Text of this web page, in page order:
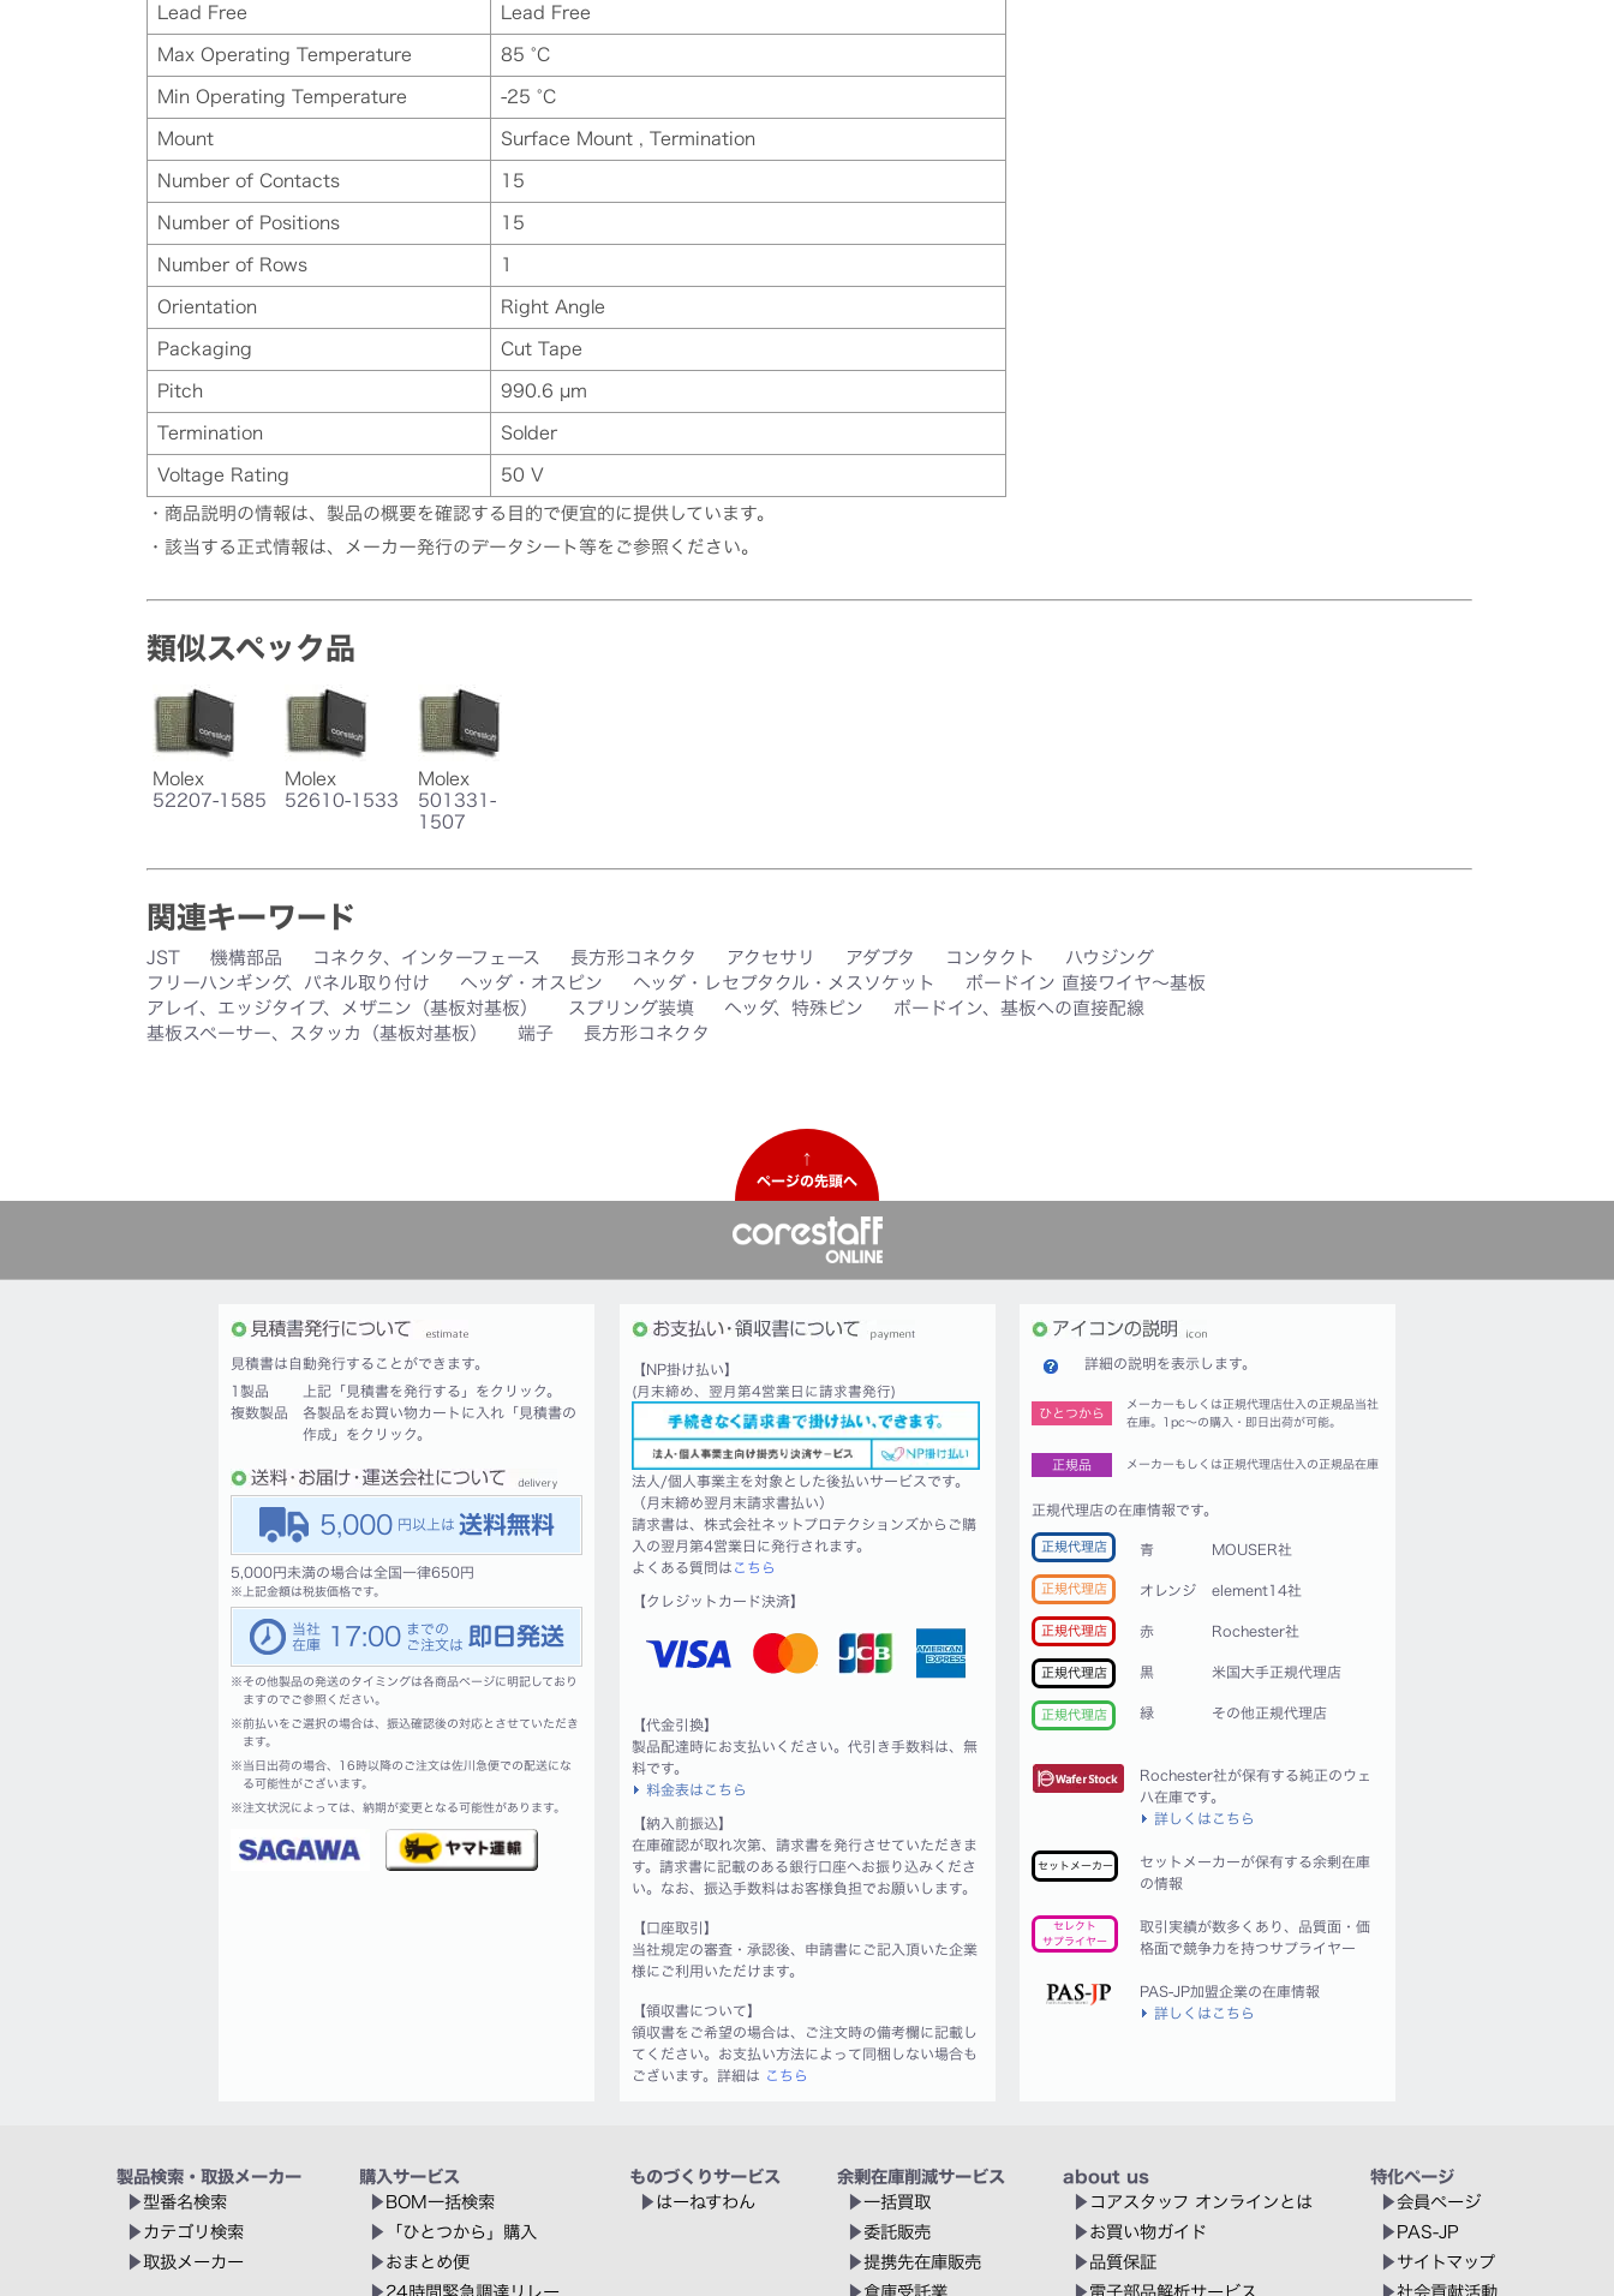
Lead Free Lead Free
Max Operating Temperature 85 °C
Min Operating Temperature -25 °C
Mount Surface Mount , Termination
Number of Contacts 15
Number of Positions 15
Number of Rows 1
Orientation Right Angle
Packaging Cut Tape
Pitch 990.6 µm
Termination Solder
Voltage Rating 50 V
・商品説明の情報は、製品の概要を確認する目的で便宜的に提供しています。
・該当する正式情報は、メーカー発行のデータシート等をご参照ください。
類似スペック品
Molex
52207-1585
Molex
52610-1533
Molex
501331-
1507
関連キーワード
JST 機構部品 コネクタ、インターフェース 長方形コネクタ アクセサリ アダプタ コンタクト
ハウジング
フリーハンギング、パネル取り付け
ヘッダ・オスピン ヘッダ・レセプタクル・メスソケット
ボードイン 直接ワイヤ～基板
アレイ、エッジタイプ、メザニン（基板対基板）
スプリング装填 ヘッダ、特殊ピン
ボードイン、基板への直接配線
基板スペーサー、スタッカ（基板対基板）
端子 長方形コネクタ
↑
ページの先頭へ
見積書は自動発行することができます。
1製品
上記「見積書を発行する」をクリック。
複数製品
各製品をお買い物カートに入れ「見積書の
作成」をクリック。
5,000
5,000円未満の場合は全国一律650円
※ 上記金額は税抜価格です。
17:00
※その他製品の発送のタイミングは各商品ページに明記しており
ますのでご参照ください。
※前払いをご選択の場合は、振込確認後の対応とさせていただき
ます。
※ 当日出荷の場合、16時以降のご注文は佐川急便での配送にな
る可能性がございます。
※注文状況によっては、納期が変更となる可能性があります。
【NP掛け払い】
(月末締め、翌月第4営業日に請求書発行)
法人/個人事業主を対象とした後払いサービスです。
（月末締め翌月末請求書払い）
請求書は、株式会社ネットプロテクションズからご購
入の翌月第4営業日に発行されます。
よくある質問は こちら
【クレジットカード決済】
【代金引換】
製品配達時にお支払いください。代引き手数料は、無
料です。
料金表はこちら
【納入前振込】
在庫確認が取れ次第、請求書を発行させていただきま
す。請求書に記載のある銀行口座へお振り込みくださ
い。なお、振込手数料はお客様負担でお願いします。
【口座取引】
当社規定の審査・承認後、申請書にご記入頂いた企業
様にご利用いただけます。
【領収書について】
領収書をご希望の場合は、ご注文時の備考欄に記載し
てください。お支払い方法によって同梱しない場合も
ございます。詳細は こちら
詳細の説明を表示します。
ひとつから
メーカーもしくは正規代理店仕入の正規品当社
在庫。1pc〜の購入・即日出荷が可能。
正規品 メーカーもしくは正規代理店仕入の正規品在庫
正規代理店の在庫情報です。
正規代理店
正規代理店
正規代理店
正規代理店
正規代理店
青 MOUSER社
オレンジ element14社
赤 Rochester社
黒 米国大手正規代理店
緑 その他正規代理店
Rochester社が保有する純正のウェ
ハ在庫です。
詳しくはこちら
セットメーカー
セットメーカーが保有する余剰在庫
の情報
セレクト
サプライヤー
取引実績が数多くあり、品質面・価
格面で競争力を持つサプライヤー
PAS-JP加盟企業の在庫情報
詳しくはこちら
製品検索・取扱メーカー
型番名検索
カテゴリ検索
取扱メーカー
購入サービス
BOM一括検索
「ひとつから」購入
おまとめ便
24時間緊急調達リレー
ものづくりサービス
はーねすわん
余剰在庫削減サービス
一括買取
委託販売
提携先在庫販売
倉庫受託業
about us
コアスタッフ オンラインとは
お買い物ガイド
品質保証
電子部品解析サービス
特化ページ
会員ページ
PAS-JP
サイトマップ
社会貢献活動